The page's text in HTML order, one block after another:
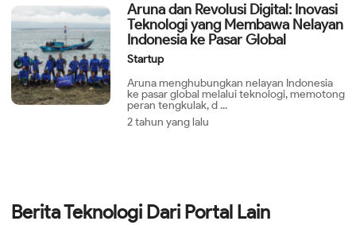
Aruna dan Revolusi Digital: Inovasi
Teknologi yang Membawa Nelayan
Indonesia ke Pasar Global
Startup
Aruna menghubungkan nelayan Indonesia
ke pasar global melalui teknologi, memotong
peran tengkulak, d ...
2 tahun yang lalu
Berita Teknologi Dari Portal Lain